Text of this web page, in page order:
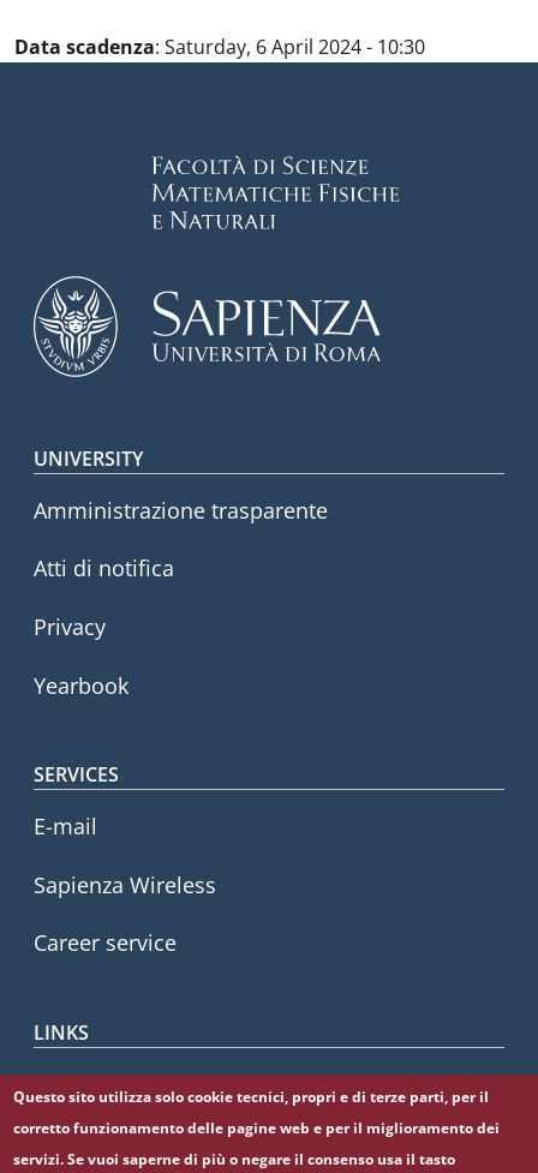
Data scadenza: Saturday, 6 April 2024 - 10:30
Footer menu
UNIVERSITY
Amministrazione trasparente
Atti di notifica
Privacy
Yearbook
SERVICES
E-mail
Sapienza Wireless
Career service
LINKS
CIAO
Sapienza Store
Questo sito utilizza solo cookie tecnici, propri e di terze parti, per il
corretto funzionamento delle pagine web e per il miglioramento dei
servizi. Se vuoi saperne di più o negare il consenso usa il tasto